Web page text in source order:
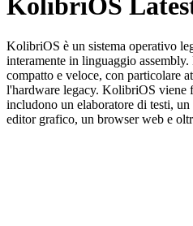
KolibriOS
KolibriOS è un sistema operativo
interamente in linguaggio assembly.
compatto e veloce, con particolare
l'hardware legacy. KolibriOS viene
includono un elaboratore di testi,
editor grafico, un browser web e